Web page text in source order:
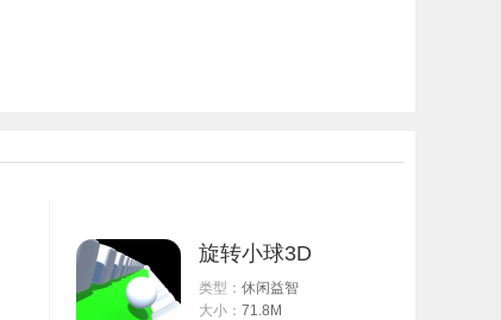
旋转小球3D
类型： 休闲益智
大小： 71.8M